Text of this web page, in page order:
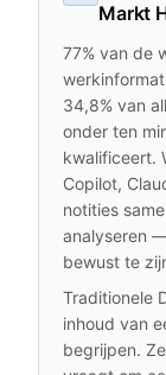
Markt
77% van de
34,8% van
onder ten
kwalificeert.
Copilot,
notities
analyseren
bewust te
Traditionele
inhoud van
begrijpen.